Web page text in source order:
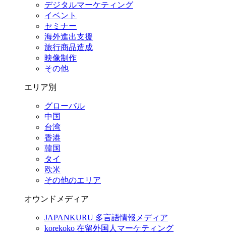
デジタルマーケティング
イベント
セミナー
海外進出支援
旅行商品造成
映像制作
その他
エリア別
グローバル
中国
台湾
香港
韓国
タイ
欧米
その他のエリア
オウンドメディア
JAPANKURU 多言語情報メディア
korekoko 在留外国人マーケティング